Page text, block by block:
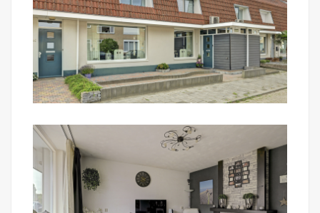
Tussenkamer:
Deze kamer leent zich ideaal als studeerkamer,
speelkamer of met een kleine aanpassing als extra
slaapkamer. Je vindt er een 'Velux' dakvenster en
een knieschotberging.
Slaapkamer IV:
Fijne zolderkamer met een 'Velux' dakvenster en
een knieschotberging.